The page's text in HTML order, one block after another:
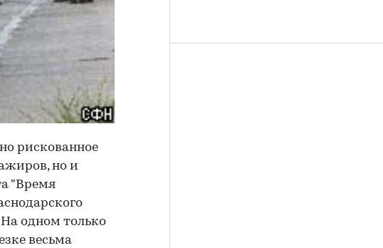
рискованное
но и
"Время
одном только
весьма